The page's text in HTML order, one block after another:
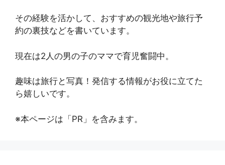
その経験を活かして、おすすめの観光地や旅行予
約の裏技などを書いています。
現在は2人の男の子のママで育児奮闘中。
趣味は旅行と写真！発信する情報がお役に立てた
ら嬉しいです。
※本ページは「PR」を含みます。